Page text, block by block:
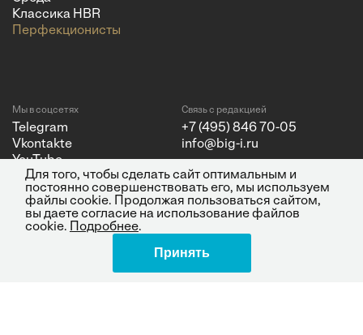
Классика HBR
Перфекционисты
Мы в соцсетях
Telegram
Vkontakte
YouTube
Связь с редакцией
+7 (495) 846 70-05
info@big-i.ru
Медиа"
Для того, чтобы сделать сайт оптимальным и
постоянно совершенствовать его, мы используем
файлы cookie. Продолжая пользоваться сайтом,
вы даете согласие на использование файлов
cookie.
Подробнее.
Принять